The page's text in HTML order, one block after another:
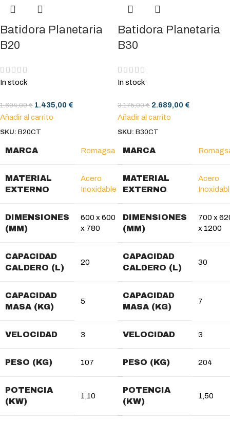
Batidora Planetaria
B20
In stock
1.694,00€ 1.435,00 €
Añadir al carrito
SKU: B20CT
MARCA Romagsa
MATERIAL
EXTERNO
Acero
Inoxidable
DIMENSIONES
(MM)
600 x 600
x 780
CAPACIDAD
CALDERO (L)
20
CAPACIDAD
MASA (KG)
5
VELOCIDAD 3
PESO (KG) 107
POTENCIA
(KW)
1,10
Batidora Planetaria
B30
In stock
3.175,00€ 2.689,00 €
Añadir al carrito
SKU: B30CT
MARCA
MATERIAL
EXTERNO
Acero
DIMENSIONES
(MM)
700 x
x 1200
CAPACIDAD
CALDERO (L)
30
CAPACIDAD
MASA (KG)
7
VELOCIDAD 3
PESO (KG) 204
POTENCIA
(KW)
1,50